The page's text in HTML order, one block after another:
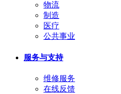
物流
制造
医疗
公共事业
服务与支持
维修服务
在线反馈